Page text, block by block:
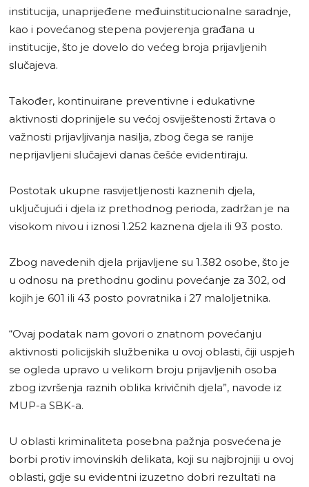
institucija, unaprijeđene međuinstitucionalne saradnje,
kao i povećanog stepena povjerenja građana u
institucije, što je dovelo do većeg broja prijavljenih
slučajeva.
Također, kontinuirane preventivne i edukativne
aktivnosti doprinijele su većoj osviještenosti žrtava o
važnosti prijavljivanja nasilja, zbog čega se ranije
neprijavljeni slučajevi danas češće evidentiraju.
Postotak ukupne rasvijetljenosti kaznenih djela,
uključujući i djela iz prethodnog perioda, zadržan je na
visokom nivou i iznosi 1.252 kaznena djela ili 93 posto.
Zbog navedenih djela prijavljene su 1.382 osobe, što je
u odnosu na prethodnu godinu povećanje za 302, od
kojih je 601 ili 43 posto povratnika i 27 maloljetnika.
“Ovaj podatak nam govori o znatnom povećanju
aktivnosti policijskih službenika u ovoj oblasti, čiji uspjeh
se ogleda upravo u velikom broju prijavljenih osoba
zbog izvršenja raznih oblika krivičnih djela”, navode iz
MUP-a SBK-a.
U oblasti kriminaliteta posebna pažnja posvećena je
borbi protiv imovinskih delikata, koji su najbrojniji u ovoj
oblasti, gdje su evidentni izuzetno dobri rezultati na